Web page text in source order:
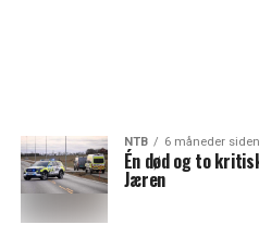
NTB 6 måneder siden
Én død og to
Jæren